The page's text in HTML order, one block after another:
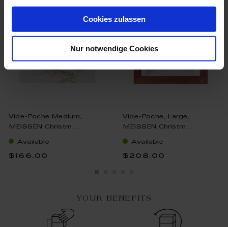
Cookies zulassen
Nur notwendige Cookies
Vide-Poche Medium,
MEISSEN Christm...
Available
$166.00
Vide-Poche, Large,
MEISSEN Christm...
Available
$208.00
YOUR BENEFITS